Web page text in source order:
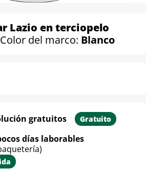
Lazio en terciopelo
del marco: Blanco
gratuitos Gratuito
días laborables